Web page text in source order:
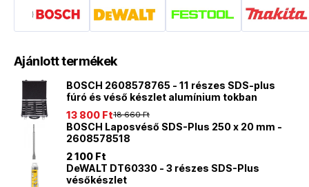
Ajánlott termékek
BOSCH 2608578765 - 11 részes SDS-plus
fúró és véső készlet alumínium tokban
18 660 Ft
13 800 Ft
BOSCH Laposvéső SDS-Plus 250 x 20 mm -
2608578518
2 100 Ft
DeWALT DT60330 - 3 részes SDS-Plus
vésőkészlet